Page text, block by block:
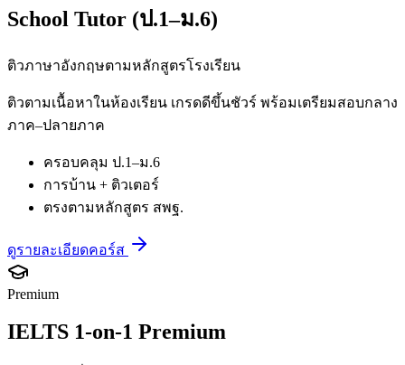
School Tutor (ป.1–ม.6)
ติวภาษาอังกฤษตามหลักสูตรโรงเรียน
ติวตามเนื้อหาในห้องเรียน เกรดดีขึ้นชัวร์ พร้อมเตรียมสอบกลาง
ภาค–ปลายภาค
ครอบคลุม ป.1–ม.6
การบ้าน + ติวเตอร์
ตรงตามหลักสูตร สพฐ.
ดูรายละเอียดคอร์ส
Premium
IELTS 1-on-1 Premium